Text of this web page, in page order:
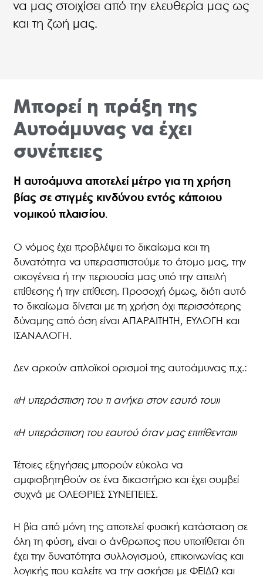
να μας στοιχίσει από την ελευθερία μας ως
και τη ζωή μας.
Μπορεί η πράξη της
Αυτοάμυνας να έχει
συνέπειες
Η αυτοάμυνα αποτελεί μέτρο για τη χρήση
βίας σε στιγμές κινδύνου εντός κάποιου
νομικού πλαισίου.
Ο νόμος έχει προβλέψει το δικαίωμα και τη
δυνατότητα να υπερασπιστούμε το άτομο μας, την
οικογένεια ή την περιουσία μας υπό την απειλή
επίθεσης ή την επίθεση. Προσοχή όμως, διότι αυτό
το δικαίωμα δίνεται με τη χρήση όχι περισσότερης
δύναμης από όση είναι ΑΠΑΡΑΙΤΗΤΗ, ΕΥΛΟΓΗ και
ΙΣΑΝΑΛΟΓΗ.
Δεν αρκούν απλοϊκοί ορισμοί της αυτοάμυνας π.χ.:
«Η υπεράσπιση του τι ανήκει στον εαυτό του»
«Η υπεράσπιση του εαυτού όταν μας επιτίθενται»
Τέτοιες εξηγήσεις μπορούν εύκολα να
αμφισβητηθούν σε ένα δικαστήριο και έχει συμβεί
συχνά με ΟΛΕΘΡΙΕΣ ΣΥΝΕΠΕΙΕΣ.
Η βία από μόνη της αποτελεί φυσική κατάσταση σε
όλη τη φύση, είναι ο άνθρωπος που υποτίθεται ότι
έχει την δυνατότητα συλλογισμού, επικοινωνίας και
λογικής που καλείτε να την ασκήσει με ΦΕΙΔΩ και